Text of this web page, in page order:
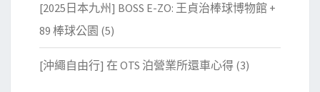
[2025日本九州] BOSS E-ZO: 王貞治棒球博物館 +
89 棒球公園 (5)
[沖繩自由行] 在 OTS 泊營業所還車心得 (3)